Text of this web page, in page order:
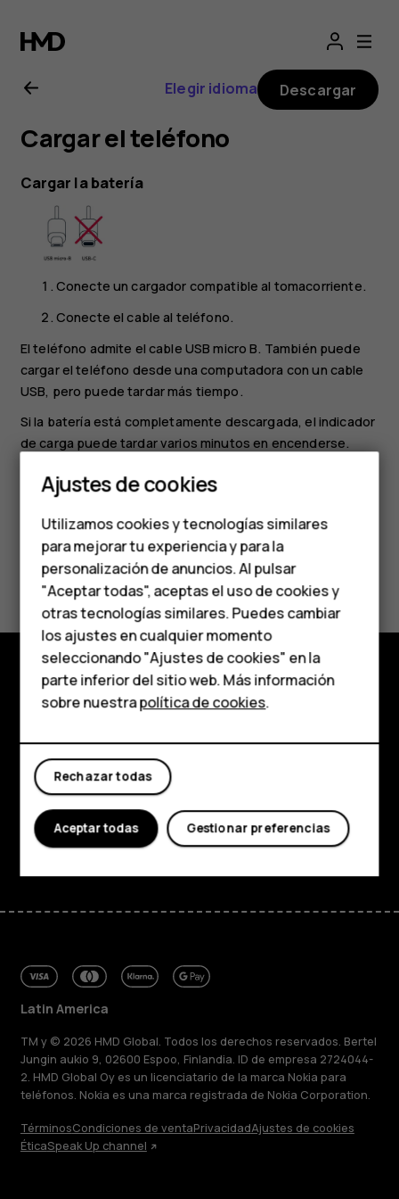
Manual
del
usuario
de
Nokia 1
Smartphones
Teléfonos de gama
media
Teléfonos para
personas mayores
HMD Terra M
Comprar
Mi cuenta
Elegir idioma Descargar
Cargar el teléfono
Cargar la batería
Conecte un cargador compatible al tomacorriente.
Conecte el cable al teléfono.
El teléfono admite el cable USB micro B. También puede
cargar el teléfono desde una computadora con un cable
USB, pero puede tardar más tiempo.
Si la batería está completamente descargada, el indicador
de carga puede tardar varios minutos en encenderse.
¿Te ha parecido útil?
Sí No
Comprar
Planet and people
Soporte
FacebookInstagram
TiktokYoutubeLinkedinDiscord
Latin America
TM y © 2026 HMD Global. Todos los derechos reservados. Bertel
Jungin aukio 9, 02600 Espoo, Finlandia. ID de empresa 2724044-
2. HMD Global Oy es un licenciatario de la marca Nokia para
teléfonos. Nokia es una marca registrada de Nokia Corporation.
TérminosCondiciones de ventaPrivacidadAjustes de cookies
ÉticaSpeak Up channel
Ajustes de cookies
Utilizamos cookies y tecnologías similares
para mejorar tu experiencia y para la
personalización de anuncios. Al pulsar
"Aceptar todas", aceptas el uso de cookies y
otras tecnologías similares. Puedes cambiar
los ajustes en cualquier momento
seleccionando "Ajustes de cookies" en la
parte inferior del sitio web. Más información
sobre nuestrapolítica de cookies.
Rechazar todas
Gestionar preferencias
Aceptar todas